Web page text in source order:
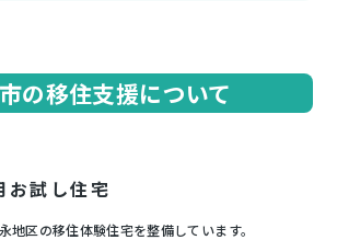
の移住支援について
お試し住宅
地区の移住体験住宅を整備しています。